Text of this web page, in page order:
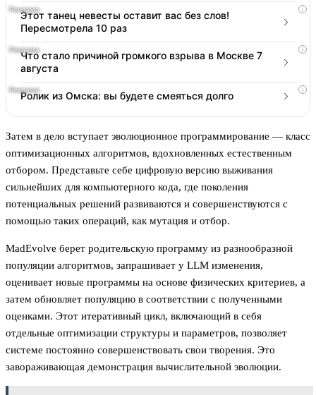
i
Этот танец невесты оставит вас без слов!
Пересмотрела 10 раз
i
Что стало причиной громкого взрыва в Москве 7
августа
i
Ролик из Омска: вы будете смеяться долго
Затем в дело вступает эволюционное программирование — класс
оптимизационных алгоритмов, вдохновленных естественным
отбором. Представьте себе цифровую версию выживания
сильнейших для компьютерного кода, где поколения
потенциальных решений развиваются и совершенствуются с
помощью таких операций, как мутация и отбор.
MadEvolve берет родительскую программу из разнообразной
популяции алгоритмов, запрашивает у LLM изменения,
оценивает новые программы на основе физических критериев, а
затем обновляет популяцию в соответствии с полученными
оценками. Этот итеративный цикл, включающий в себя
отдельные оптимизации структуры и параметров, позволяет
системе постоянно совершенствовать свои творения. Это
завораживающая демонстрация вычислительной эволюции.